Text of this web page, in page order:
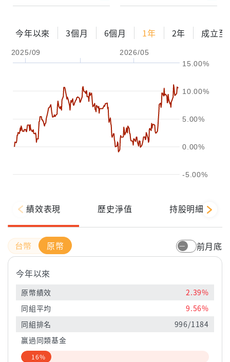
今年以來 3個月 6個月 1年 2年 成立至
2025/09 2026/05
-5.00%
0.00%
5.00%
10.00%
15.00%
績效表現 歷史淨值 持股明細
原幣 前月底
今年以來
原幣績效
2.39%
同組平均
9.56%
同組排名
996/1184
贏過同類基金
16%